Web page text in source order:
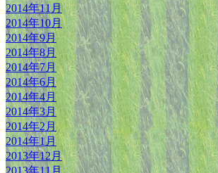
2014年11月
2014年10月
2014年9月
2014年8月
2014年7月
2014年6月
2014年4月
2014年3月
2014年2月
2014年1月
2013年12月
2013年11月